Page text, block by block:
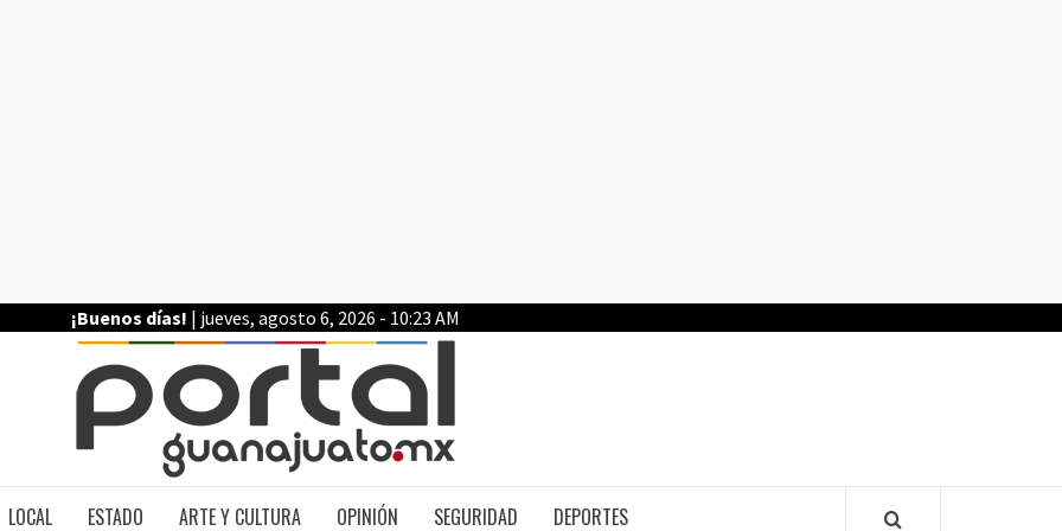
¡Buenos días! | jueves, agosto 6, 2026 - 10:23 AM
LOCAL ESTADO ARTE Y CULTURA OPINIÓN SEGURIDAD DEPORTES